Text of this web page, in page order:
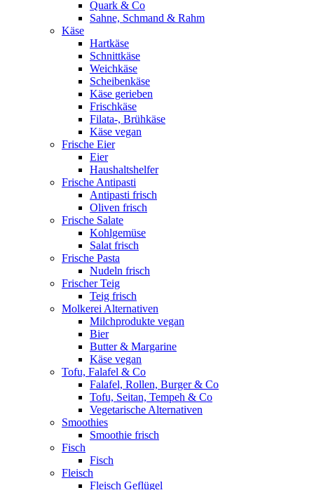
Quark & Co
Sahne, Schmand & Rahm
Käse
Hartkäse
Schnittkäse
Weichkäse
Scheibenkäse
Käse gerieben
Frischkäse
Filata-, Brühkäse
Käse vegan
Frische Eier
Eier
Haushaltshelfer
Frische Antipasti
Antipasti frisch
Oliven frisch
Frische Salate
Kohlgemüse
Salat frisch
Frische Pasta
Nudeln frisch
Frischer Teig
Teig frisch
Molkerei Alternativen
Milchprodukte vegan
Bier
Butter & Margarine
Käse vegan
Tofu, Falafel & Co
Falafel, Rollen, Burger & Co
Tofu, Seitan, Tempeh & Co
Vegetarische Alternativen
Smoothies
Smoothie frisch
Fisch
Fisch
Fleisch
Fleisch Geflügel